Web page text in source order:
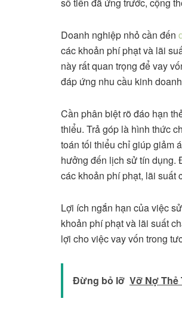
Doanh nghiệp nhỏ cần đến
các khoản phí phạt và lãi
này rất quan trọng để vay
đáp ứng nhu cầu kinh
Cần phân biệt rõ đáo hạn
thiểu. Trả góp là hình thức
toán tối thiểu chỉ giúp giảm
hưởng đến lịch sử tín dụng.
các khoản phí phạt, lãi suất
Lợi ích ngắn hạn của việc
khoản phí phạt và lãi suất
lợi cho việc vay vốn trong
Đừng bỏ lỡ Vỡ Nợ Thẻ